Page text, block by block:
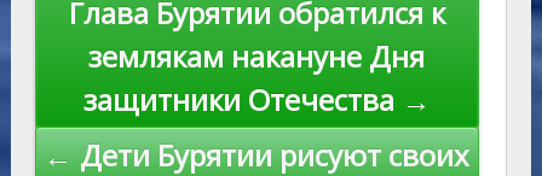
Глава Бурятии обратился к
землякам накануне Дня
защитники Отечества →
← Дети Бурятии рисуют своих